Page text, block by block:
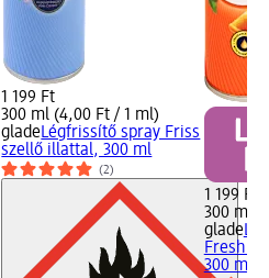
1 199 Ft
300 ml (4,00 Ft / 1 ml)
gladeLégfrissítő spray Friss
szellő illattal, 300 ml
(2)
1 199 Ft
300 ml
glade
Fresh
300 ml